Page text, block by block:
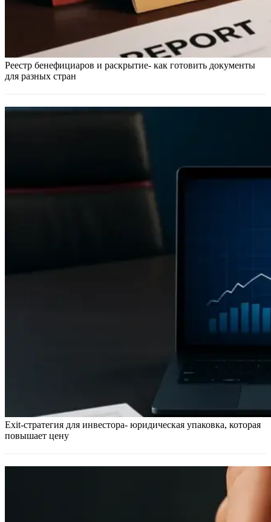
Реестр бенефициаров и раскрытие- как готовить документы
для разных стран
Exit-стратегия для инвестора- юридическая упаковка, которая
повышает цену